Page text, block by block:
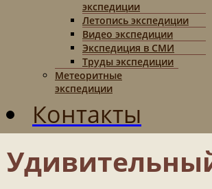
экспедиции
Летопись экспедиции
Видео экспедиции
Экспедиция в СМИ
Труды экспедиции
Метеоритные
экспедиции
Контакты